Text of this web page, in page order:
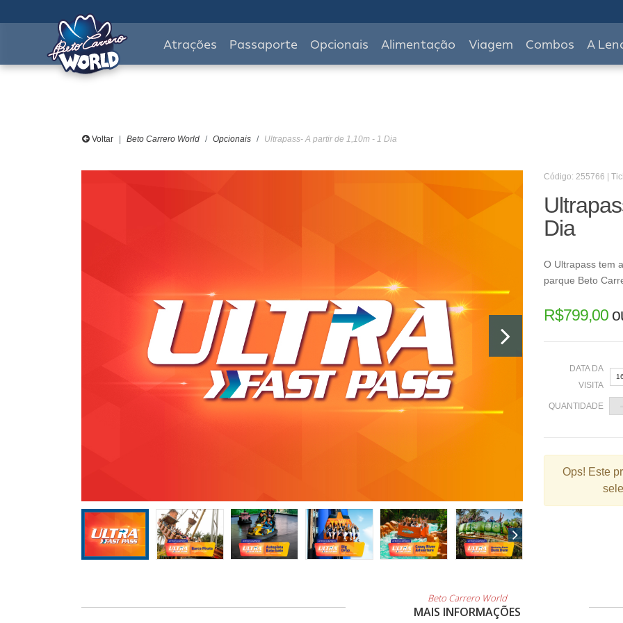
Atrações Passaporte Opcionais Alimentação Viagem Combos A
Voltar Beto Carrero World Opcionais Ultrapass- A partir de 1,10m - 1 Dia
Código: 255766 |
Dia
O Ultrapass tem
parque Beto
R$799,00
DATA DA
VISITA
2
9
QUANTIDADE
Ops! Este
Beto Carrero World
MAIS INFORMAÇÕES